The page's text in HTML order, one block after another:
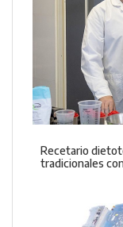
Recetario
tradicionales